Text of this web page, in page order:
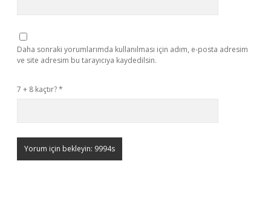
Daha sonraki yorumlarımda kullanılması için adım, e-posta adresim
ve site adresim bu tarayıcıya kaydedilsin.
7 + 8 kaçtır?*